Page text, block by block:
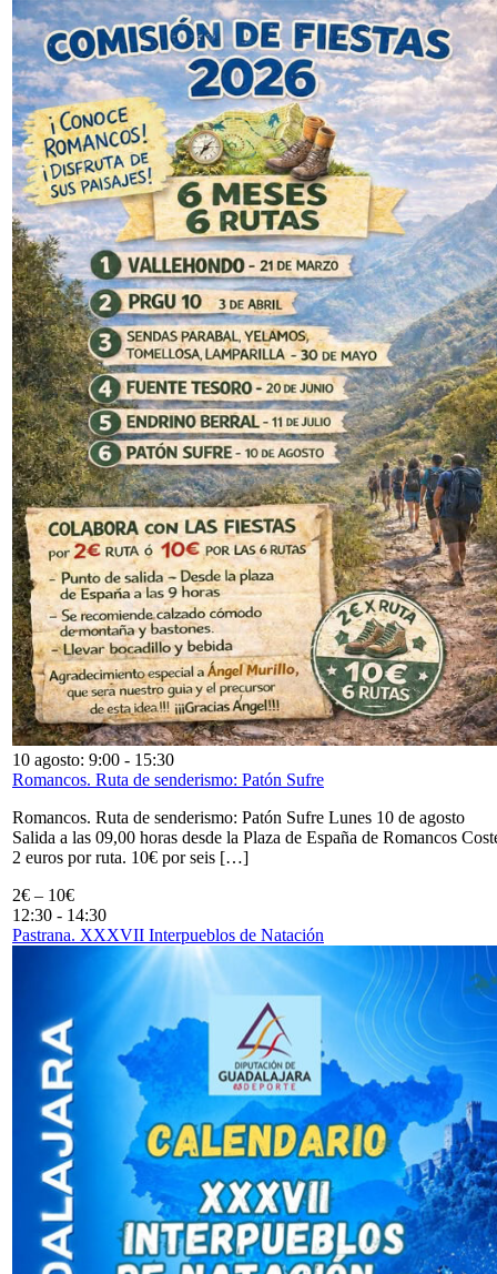
10 agosto: 9:00 - 15:30
Romancos. Ruta de senderismo: Patón Sufre
Romancos. Ruta de senderismo: Patón Sufre Lunes 10 de agosto
Salida a las 09,00 horas desde la Plaza de España de Romancos
2 euros por ruta. 10€ por seis […]
2€ – 10€
12:30 - 14:30
Pastrana. XXXVII Interpueblos de Natación